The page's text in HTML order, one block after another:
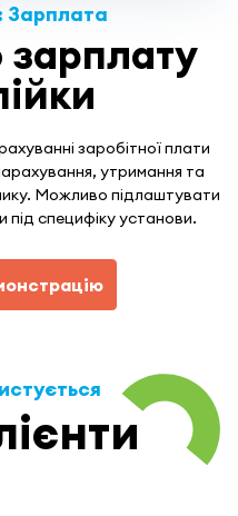
заробітної плати
утримання та
Можливо підлаштувати
під специфіку установи.